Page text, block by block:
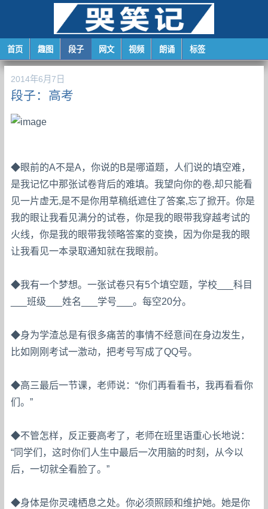
首页 趣图 段子 网文 视频 朗诵 标签
2014年6月7日
段子：高考
◆眼前的A不是A，你说的B是哪道题，人们说的填空难，
是我记忆中那张试卷背后的难填。我望向你的卷,却只能看
见一片虚无,是不是你用草稿纸遮住了答案,忘了掀开。你是
我的眼让我看见满分的试卷，你是我的眼带我穿越考试的
火线，你是我的眼带我领略答案的变换，因为你是我的眼
让我看见一本录取通知就在我眼前。
◆我有一个梦想。一张试卷只有5个填空题，学校___科目
___班级___姓名___学号___。每空20分。
◆身为学渣总是有很多痛苦的事情不经意间在身边发生，
比如刚刚考试一激动，把考号写成了QQ号。
◆高三最后一节课，老师说：“你们再看看书，我再看看你
们。”
◆不管怎样，反正要高考了，老师在班里语重心长地说：
“同学们，这时你们人生中最后一次用脑的时刻，从今以
后，一切就全看脸了。”
◆身体是你灵魂栖息之处。你必须照顾和维护她。她是你